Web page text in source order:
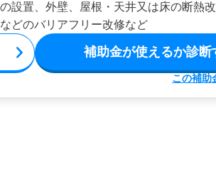
設置、外壁、屋根・天井又は床の断熱
どのバリアフリー改修など
補助金が使えるか診断
この補助